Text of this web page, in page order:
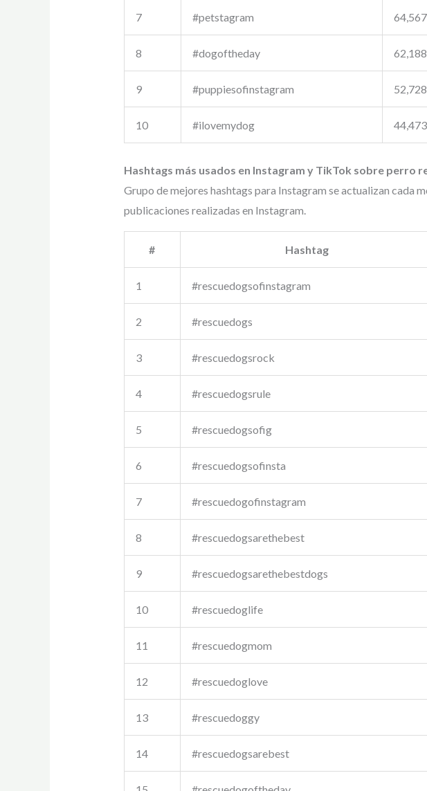
7 #petstagram
8 #dogoftheday
9 #puppiesofinstagram
10 #ilovemydog
Hashtags más usados en Instagram y TikTok sobre perro
Grupo de mejores hashtags para Instagram se actualizan cada
publicaciones realizadas en Instagram.
# Hashtag
1 #rescuedogsofinstagram
2 #rescuedogs
3 #rescuedogsrock
4 #rescuedogsrule
5 #rescuedogsofig
6 #rescuedogsofinsta
7 #rescuedogofinstagram
8 #rescuedogsarethebest
9 #rescuedogsarethebestdogs
10 #rescuedoglife
11 #rescuedogmom
12 #rescuedoglove
13 #rescuedoggy
14 #rescuedogsarebest